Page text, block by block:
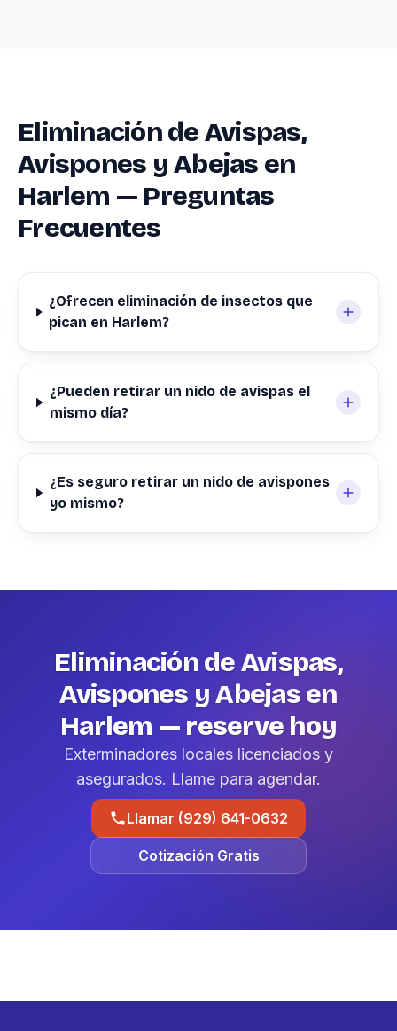
Eliminación de Avispas,
Avispones y Abejas en
Harlem — Preguntas
Frecuentes
¿Ofrecen eliminación de insectos que
pican en Harlem?
¿Pueden retirar un nido de avispas el
mismo día?
¿Es seguro retirar un nido de avispones
yo mismo?
Eliminación de Avispas,
Avispones y Abejas en
Harlem — reserve hoy
Exterminadores locales licenciados y
asegurados. Llame para agendar.
Llamar (929) 641-0632
Cotización Gratis